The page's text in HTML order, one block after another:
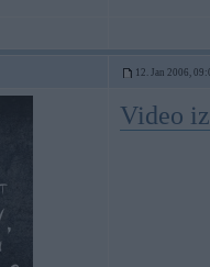
12. Jan 2006,
Video